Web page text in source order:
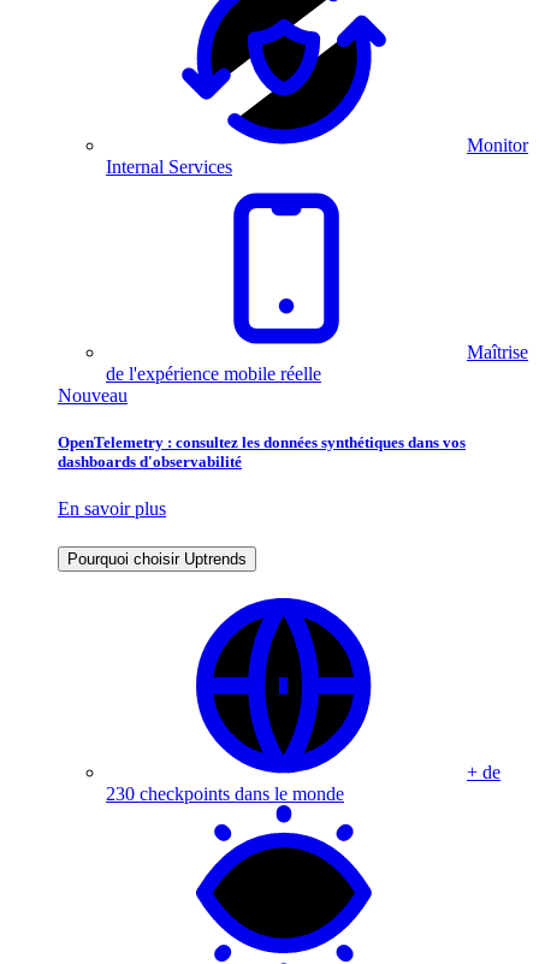
Monitor
Internal Services
Maîtrise
de l'expérience mobile réelle
Nouveau
OpenTelemetry : consultez les données synthétiques dans vos
dashboards d'observabilité
En savoir plus
Pourquoi choisir Uptrends
+ de
230 checkpoints dans le monde